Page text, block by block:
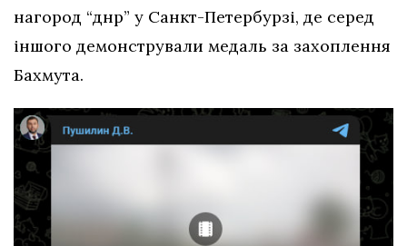
нагород “днр” у Санкт-Петербурзі, де серед
іншого демонстрували медаль за захоплення
Бахмута.